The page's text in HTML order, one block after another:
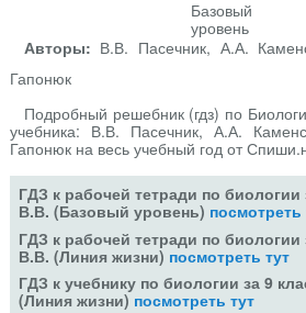
Авторы: В.В. Пасечник, А.А.
Гапонюк
Подробный решебник (гдз) по
учебника: В.В. Пасечник, А.А.
Гапонюк на весь учебный год от
ГДЗ к рабочей тетради по биологии
В.В. (Базовый уровень) посмотреть
ГДЗ к рабочей тетради по биологии
В.В. (Линия жизни) посмотреть тут
ГДЗ к учебнику по биологии за 9
(Линия жизни) посмотреть тут